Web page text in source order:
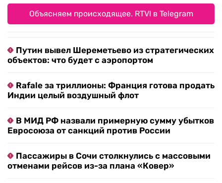
Объясняем происходящее. RTVI в Telegram
Путин вывел Шереметьево из стратегических
объектов: что будет с аэропортом
Rafale за триллионы: Франция готова продать
Индии целый воздушный флот
В МИД РФ назвали примерную сумму убытков
Евросоюза от санкций против России
Пассажиры в Сочи столкнулись с массовыми
отменами рейсов из-за плана «Ковер»